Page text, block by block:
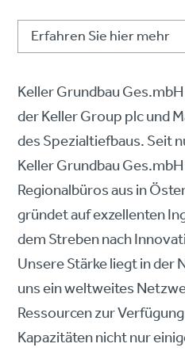
Erfahren Sie hier mehr
Keller Grundbau
der Keller Group plc und
des Spezialtiefbaus. Seit
Keller Grundbau
Regionalbüros aus in
gründet auf exzellenten
dem Streben nach
Unsere Stärke liegt in der
uns ein weltweites
Ressourcen zur
Kapazitäten nicht nur